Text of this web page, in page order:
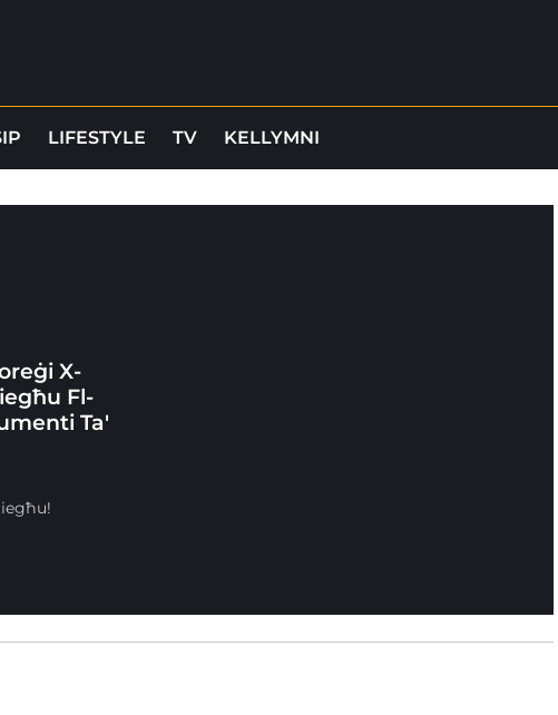
LIFESTYLE TV KELLYMNI
X-
Fl-
Ta'